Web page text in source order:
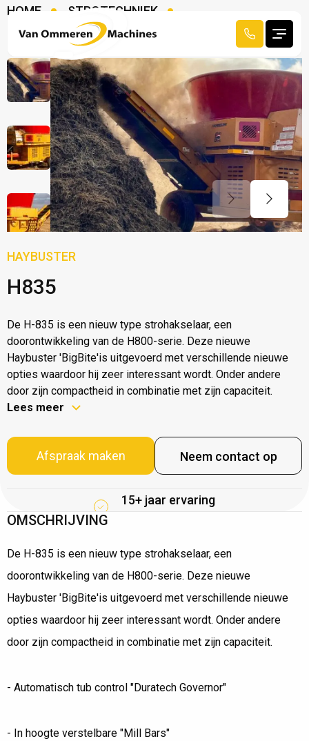
HOME
STROTECHNIEK
STROHAKSELAARS
HAYBUSTER H835
HAYBUSTER
H835
De H-835 is een nieuw type strohakselaar, een
doorontwikkeling van de H800-serie. Deze nieuwe
Haybuster 'BigBite'is uitgevoerd met verschillende nieuwe
opties waardoor hij zeer interessant wordt. Onder andere
door zijn compactheid in combinatie met zijn capaciteit.
Lees meer
Afspraak maken Neem contact op
15+ jaar ervaring
OMSCHRIJVING
De H-835 is een nieuw type strohakselaar, een
doorontwikkeling van de H800-serie. Deze nieuwe
Haybuster 'BigBite'is uitgevoerd met verschillende nieuwe
opties waardoor hij zeer interessant wordt. Onder andere
door zijn compactheid in combinatie met zijn capaciteit.
- Automatisch tub control "Duratech Governor"
- In hoogte verstelbare "Mill Bars"